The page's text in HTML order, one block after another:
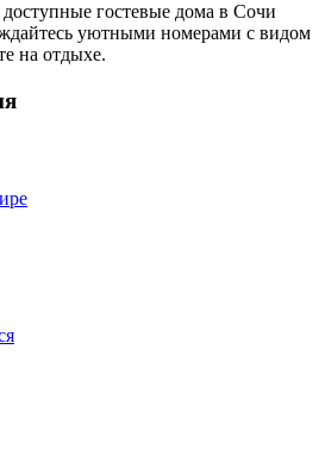
доступные гостевые дома в Сочи
уютными номерами с видом
на отдыхе.